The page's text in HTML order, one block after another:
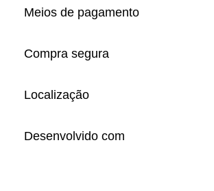
Meios de pagamento
Compra segura
Localização
Desenvolvido com